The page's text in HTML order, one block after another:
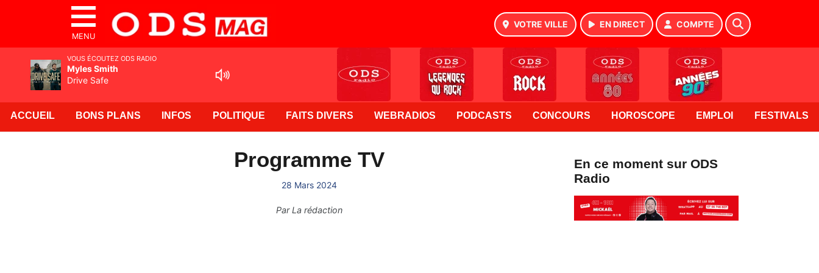
MENU
VOTRE VILLE EN DIRECT COMPTE
ACCUEIL BONS PLANS INFOS POLITIQUE FAITS DIVERS WEBRADIOS PODCASTS CONCOURS HOROSCOPE EMPLOI FESTIVALS
Programme TV
28 Mars 2024
ParLa rédaction
En ce moment sur ODS
Radio
VOUS ÉCOUTEZ ODS RADIO
Myles Smith
Drive Safe